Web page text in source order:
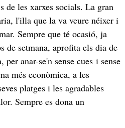
de les xarxes socials. La gran
l'illa que la va veure néixer i
Sempre que té ocasió, ja
de setmana, aprofita els dia de
anar-se'n sense cues i sense
més econòmica, a les
platges i les agradables
Sempre es dona un